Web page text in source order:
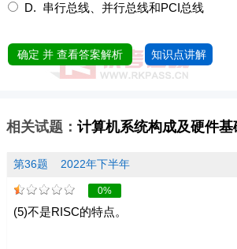
D. 串行总线、并行总线和PCI总线
确定 并 查看答案解析 知识点讲解
相关试题： 计算机系统构成及硬件基
第36题 2022年下半年
0%
(5)不是RISC的特点。